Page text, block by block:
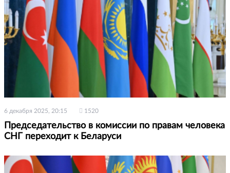
6 декабря 2025, 20:15 1520
Председательство в комиссии по правам человека
СНГ переходит к Беларуси